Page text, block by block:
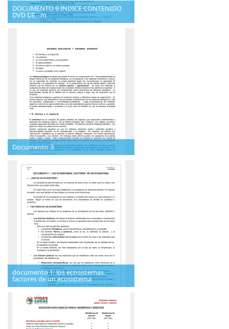
DOCUMENTO 9 INDICE CONTENIDO
DVD DE - m
Documento 3
documento 1: los ecosistemas.
factores de un ecosistema